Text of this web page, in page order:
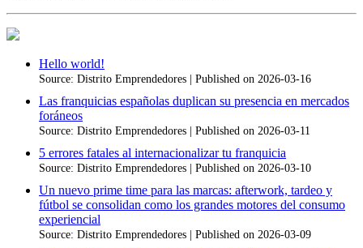
Hello world!
Source: Distrito Emprendedores Published on 2026-03-16
Las franquicias españolas duplican su presencia en mercados
foráneos
Source: Distrito Emprendedores Published on 2026-03-11
5 errores fatales al internacionalizar tu franquicia
Source: Distrito Emprendedores Published on 2026-03-10
Un nuevo prime time para las marcas: afterwork, tardeo y
fútbol se consolidan como los grandes motores del consumo
experiencial
Source: Distrito Emprendedores Published on 2026-03-09